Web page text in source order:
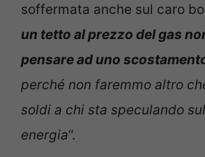
soffermata anche sul caro
un tetto al prezzo del gas
pensare ad uno
perché non faremmo altro
soldi a chi sta speculando
energia“.